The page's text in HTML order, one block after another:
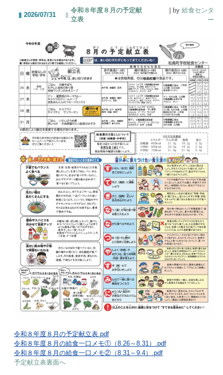
2026/07/31
令和８年度８月の予定献
立表
| by 給食センタ
ー
令和８年度８月の予定献立表.pdf
令和８年度８月の給食一口メモ①（8.26～8.31）.pdf
令和８年度８月の給食一口メモ②（8.31～9.4）.pdf
予定献立表裏面へ